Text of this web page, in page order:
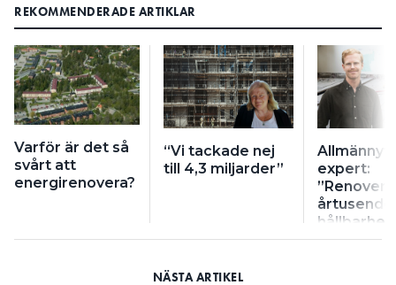
REKOMMENDERADE ARTIKLAR
Varför är det så
svårt att
energirenovera?
“Vi tackade nej
till 4,3 miljarder”
expert: